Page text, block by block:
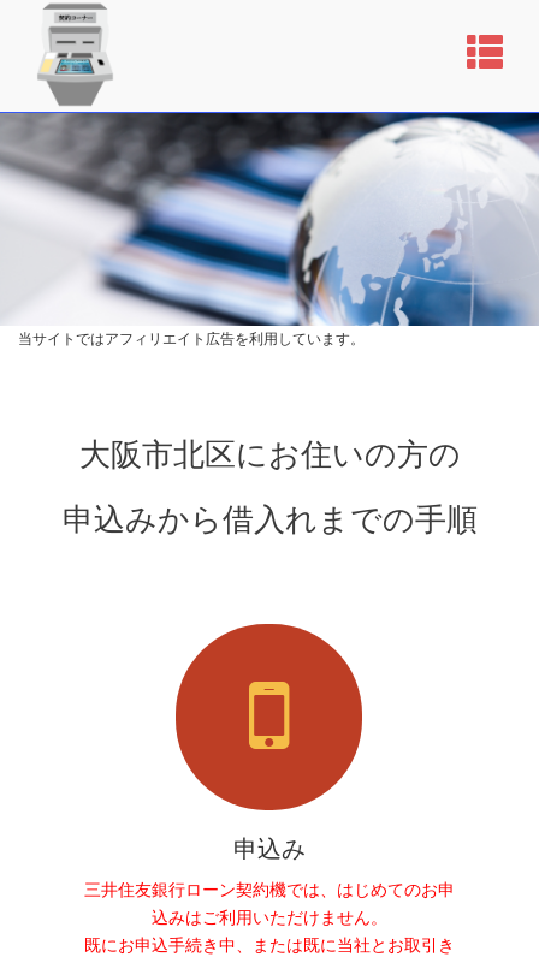
当サイトではアフィリエイト広告を利用しています。
大阪市北区にお住いの方の
申込みから借入れまでの手順
申込み
三井住友銀行ローン契約機では、はじめてのお申
込みはご利用いただけません。
既にお申込手続き中、または既に当社とお取引き